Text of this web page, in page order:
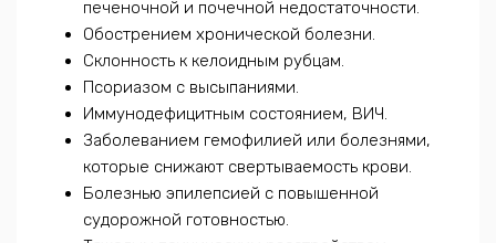
печеночной и почечной недостаточности.
Обострением хронической болезни.
Склонность к келоидным рубцам.
Псориазом с высыпаниями.
Иммунодефицитным состоянием, ВИЧ.
Заболеванием гемофилией или болезнями,
которые снижают свертываемость крови.
Болезнью эпилепсией с повышенной
судорожной готовностью.